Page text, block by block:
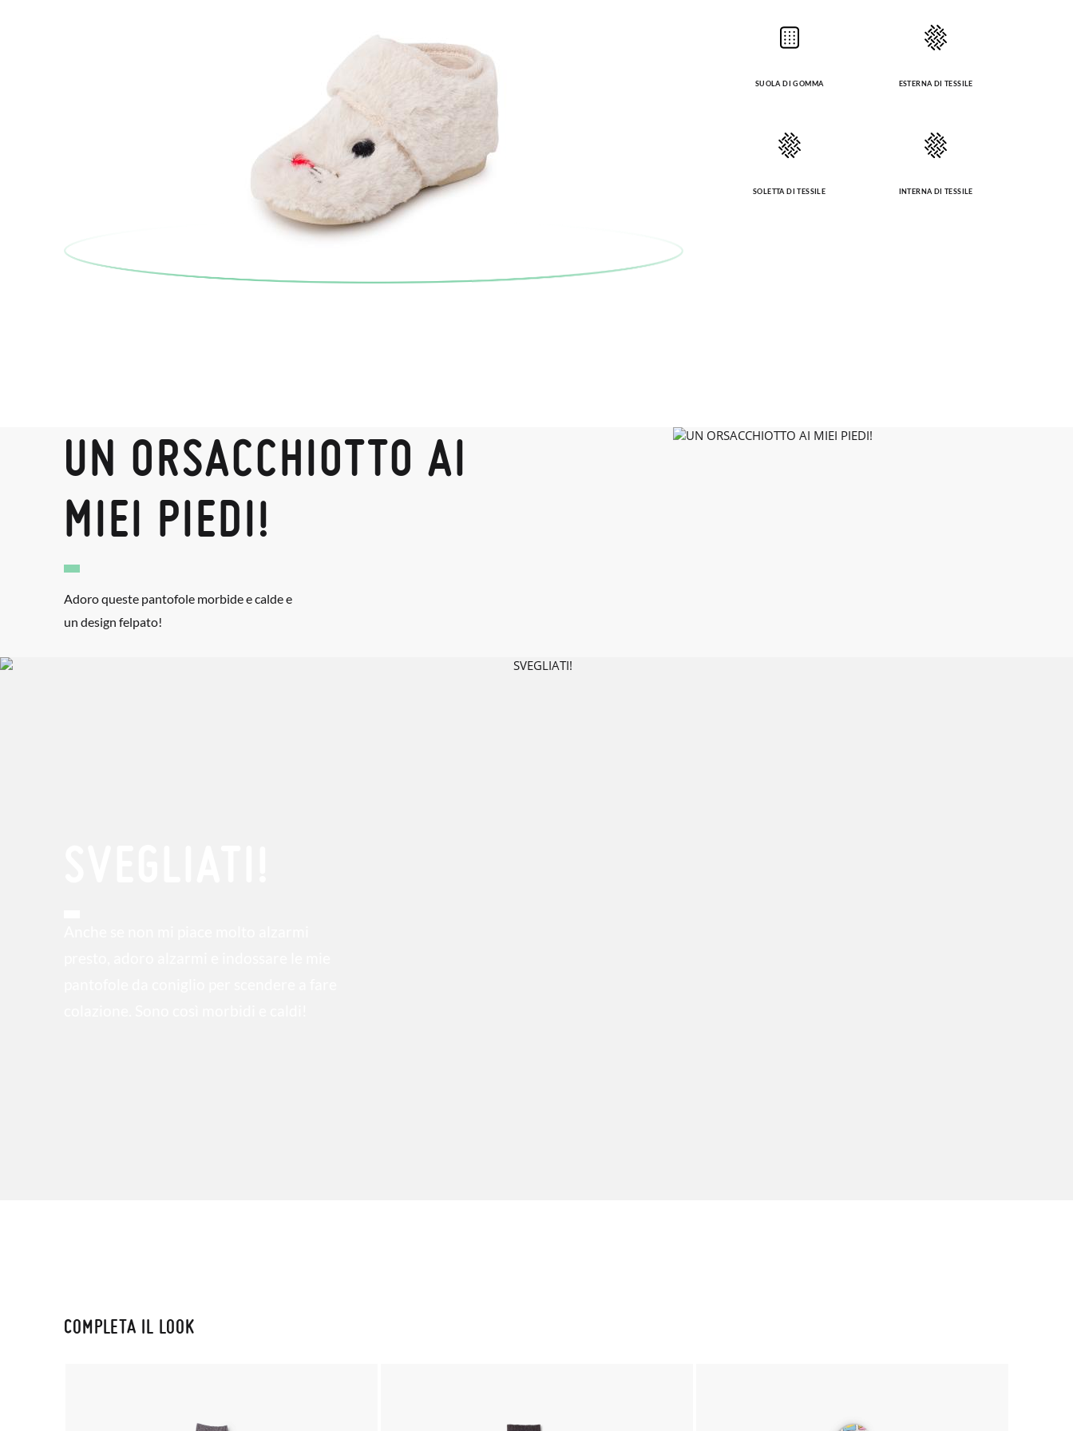
SUOLA DI GOMMA ESTERNA DI TESSILE
SOLETTA DI TESSILE INTERNA DI TESSILE
UN ORSACCHIOTTO AI
MIEI PIEDI!
Adoro queste pantofole morbide e calde e
un design felpato!
COMPLETA IL LOOK